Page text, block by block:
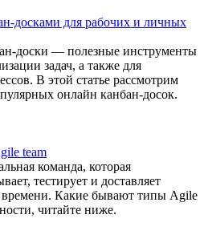
досками для рабочих и личных
доски — полезные инструменты
задач, а также для
В этой статье рассмотрим
онлайн канбан-досок.
team
команда, которая
тестирует и доставляет
времени. Какие бывают типы Agile
читайте ниже.